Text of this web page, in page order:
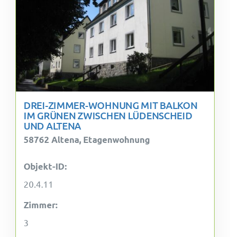
DREI-ZIMMER-WOHNUNG MIT BALKON
IM GRÜNEN ZWISCHEN LÜDENSCHEID
UND ALTENA
58762 Altena, Etagenwohnung
Objekt-ID:
20.4.11
Zimmer:
3